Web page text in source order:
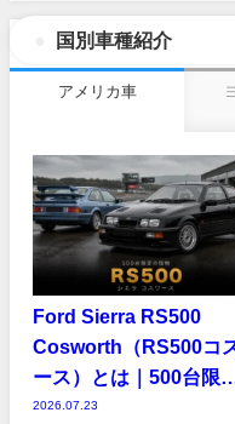
国別車種紹介
アメリカ車
Ford Sierra RS500
Cosworth（RS500コ
ース）とは｜500台限
定“怪物”の開発秘話・中
2026.07.23